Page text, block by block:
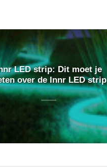
LED strip: Dit moet je
over de Innr LED strip